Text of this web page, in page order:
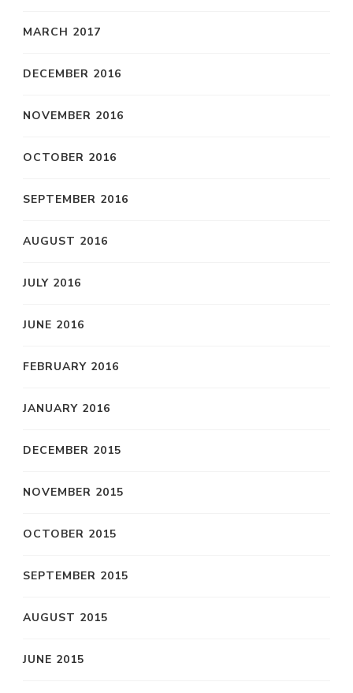
MARCH 2017
DECEMBER 2016
NOVEMBER 2016
OCTOBER 2016
SEPTEMBER 2016
AUGUST 2016
JULY 2016
JUNE 2016
FEBRUARY 2016
JANUARY 2016
DECEMBER 2015
NOVEMBER 2015
OCTOBER 2015
SEPTEMBER 2015
AUGUST 2015
JUNE 2015